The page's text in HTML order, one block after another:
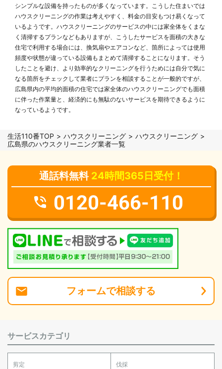
シンプルな設備を持ったものが多くなっています。こうした住まいでは
ハウスクリーニングの作業は考えやすく、料金の目安もつけ易くなって
いるようです。ハウスクリーニングのサービスの中には家全体をくまな
く清掃するプランなどもありますが、こうしたサービスを面積の大きな
住宅で利用する場合には、換気扇やエアコンなど、箇所によっては使用
頻度や状態が違っている設備もまとめて清掃することになります。そう
したことを避け、より効率的なクリーニングを行うためには自分で気に
なる箇所をチェックして業者にプランを相談することが一般的ですが、
広島県内の平均的面積の住宅では家全体のハウスクリーニングでも面積
に伴った作業量と、経済的にも無駄のないサービスを期待できるように
なっているようです。
生活110番TOP ハウスクリーニング
ハウスクリーニング
広島県のハウスクリーニング業者一覧
通話料無料 24時間365日受付！
0120-466-110
フォームで相談する
サービスカテゴリ
剪定 伐採